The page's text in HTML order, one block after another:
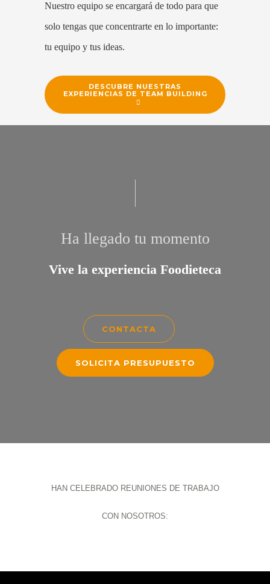
Nuestro equipo se encargará de todo para que
solo tengas que concentrarte en lo importante:
tu equipo y tus ideas.
DESCUBRE NUESTRAS
EXPERIENCIAS DE TEAM BUILDING
Ha llegado tu momento
Vive la experiencia Foodieteca
CONTACTA
SOLICITA PRESUPUESTO
HAN CELEBRADO REUNIONES DE TRABAJO
CON NOSOTROS: